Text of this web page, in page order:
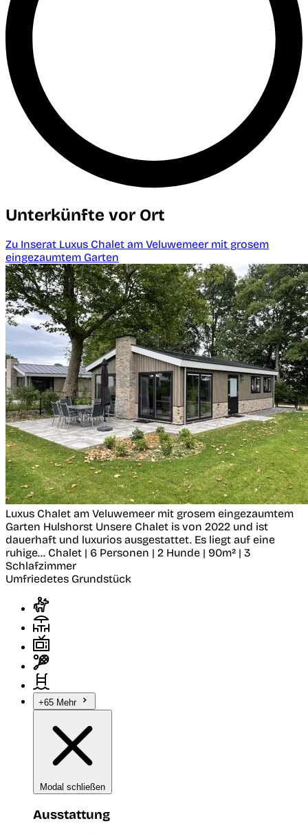
Unterkünfte vor Ort
Zu Inserat Luxus Chalet am Veluwemeer mit grosem
eingezaumtem Garten
Luxus Chalet am Veluwemeer mit grosem eingezaumtem
Garten Hulshorst Unsere Chalet is von 2022 und ist
dauerhaft und luxurios ausgestattet. Es liegt auf eine
ruhige... Chalet | 6 Personen | 2 Hunde | 90m² | 3
Schlafzimmer
Umfriedetes Grundstück
+65 Mehr
Modal schließen
Ausstattung